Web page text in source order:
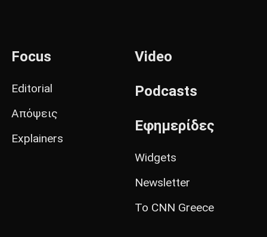
Focus
Editorial
Απόψεις
Explainers
Video
Podcasts
Εφημερίδες
Widgets
Newsletter
Το CNN Greece